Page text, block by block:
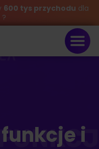
600 tys przychodu dla
i